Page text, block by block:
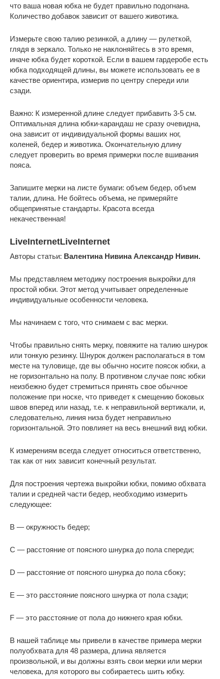
что ваша новая юбка не будет правильно подогнана.
Количество добавок зависит от вашего животика.
Измерьте свою талию резинкой, а длину — рулеткой,
глядя в зеркало. Только не наклоняйтесь в это время,
иначе юбка будет короткой. Если в вашем гардеробе есть
юбка подходящей длины, вы можете использовать ее в
качестве ориентира, измерив по центру спереди или
сзади.
Важно: К измеренной длине следует прибавить 3-5 см.
Оптимальная длина юбки-карандаш не сразу очевидна,
она зависит от индивидуальной формы ваших ног,
коленей, бедер и животика. Окончательную длину
следует проверить во время примерки после вшивания
пояса.
Запишите мерки на листе бумаги: объем бедер, объем
талии, длина. Не бойтесь объема, не примеряйте
общепринятые стандарты. Красота всегда
некачественная!
LiveInternetLiveInternet
Авторы статьи: Валентина Нивина Александр Нивин.
Мы представляем методику построения выкройки для
простой юбки. Этот метод учитывает определенные
индивидуальные особенности человека.
Мы начинаем с того, что снимаем с вас мерки.
Чтобы правильно снять мерку, повяжите на талию шнурок
или тонкую резинку. Шнурок должен располагаться в том
месте на туловище, где вы обычно носите поясок юбки, а
не горизонтально на полу. В противном случае пояс юбки
неизбежно будет стремиться принять свое обычное
положение при носке, что приведет к смещению боковых
швов вперед или назад, т.е. к неправильной вертикали, и,
следовательно, линия низа будет неправильно
горизонтальной. Это повлияет на весь внешний вид юбки.
К измерениям всегда следует относиться ответственно,
так как от них зависит конечный результат.
Для построения чертежа выкройки юбки, помимо обхвата
талии и средней части бедер, необходимо измерить
следующее:
B — окружность бедер;
С — расстояние от поясного шнурка до пола спереди;
D — расстояние от поясного шнурка до пола сбоку;
Е — это расстояние поясного шнурка от пола сзади;
F — это расстояние от пола до нижнего края юбки.
В нашей таблице мы привели в качестве примера мерки
полуобхвата для 48 размера, длина является
произвольной, и вы должны взять свои мерки или мерки
человека, для которого вы собираетесь шить юбку.